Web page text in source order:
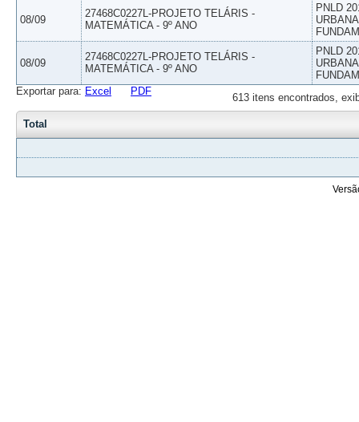
08/09
27468C0227L-PROJETO TELÁRIS -
MATEMÁTICA - 9º ANO
PNLD
08/09
27468C0227L-PROJETO TELÁRIS -
MATEMÁTICA - 9º ANO
PNLD
613 itens encontrados,
Exportar para: Excel PDF
Total